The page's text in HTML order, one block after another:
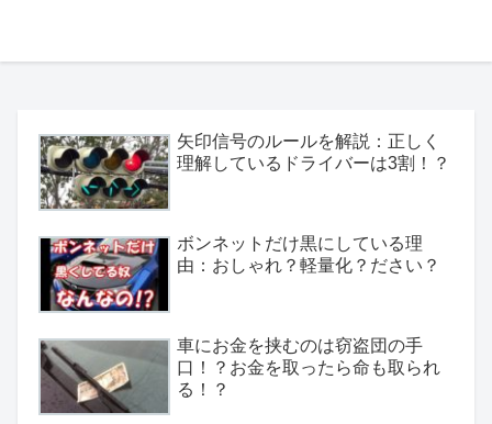
矢印信号のルールを解説：正しく
理解しているドライバーは3割！？
ボンネットだけ黒にしている理
由：おしゃれ？軽量化？ださい？
車にお金を挟むのは窃盗団の手
口！？お金を取ったら命も取られ
る！？